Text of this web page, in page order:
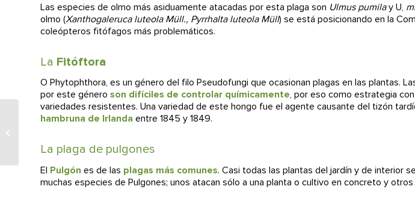
Las especies de olmo más asiduamente atacadas por esta plaga son Ulmus pumilay U,
olmo (Xanthogaleruca luteola Müll., Pyrrhalta luteola Müll) se está posicionando en la
coleópteros fitófagos más problemáticos.
La Fitóftora
O Phytophthora, es un género del filo Pseudofungi que ocasionan plagas en las plantas.
por este género son difíciles de controlar químicamente, por eso como estrategia
variedades resistentes. Una variedad de este hongo fue el agente causante del tizón
hambruna de Irlanda entre 1845 y 1849.
La plaga de pulgones
El Pulgón es de las plagas más comunes. Casi todas las plantas del jardín y de interior
muchas especies de Pulgones; unos atacan sólo a una planta o cultivo en concreto y